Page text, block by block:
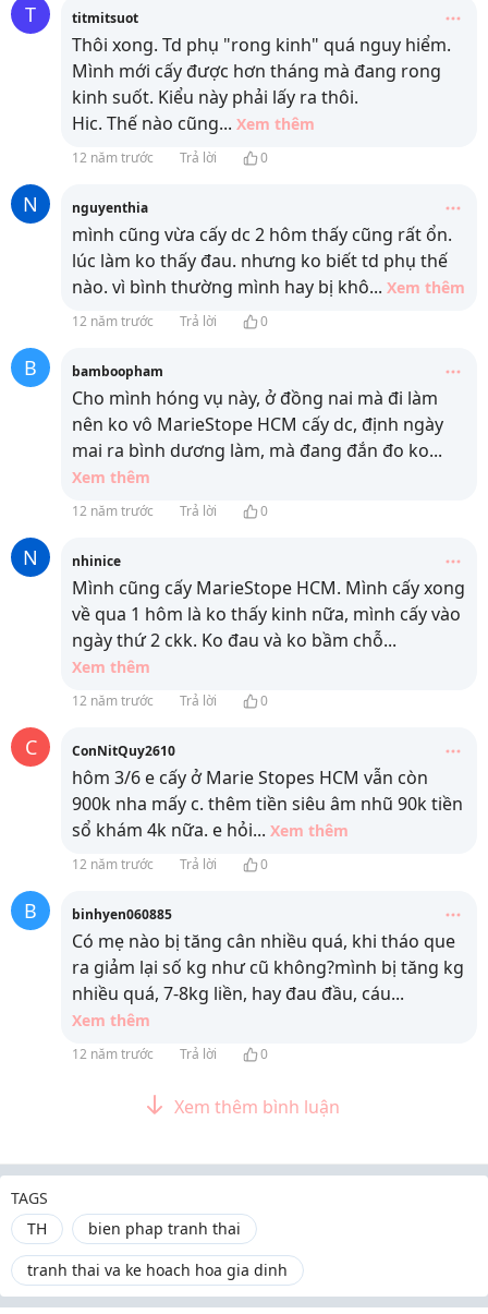
T titmitsuot
Thôi xong. Td phụ "rong kinh" quá nguy hiểm.
Mình mới cấy được hơn tháng mà đang rong
kinh suốt. Kiểu này phải lấy ra thôi.
Hic. Thế nào cũng... Xem thêm
12 năm trước Trả lời 0
N nguyenthia
mình cũng vừa cấy dc 2 hôm thấy cũng rất ổn.
lúc làm ko thấy đau. nhưng ko biết td phụ thế
nào. vì bình thường mình hay bị khô... Xem thêm
12 năm trước Trả lời 0
B bamboopham
Cho mình hóng vụ này, ở đồng nai mà đi làm
nên ko vô MarieStope HCM cấy dc, định ngày
mai ra bình dương làm, mà đang đắn đo ko...
Xem thêm
12 năm trước Trả lời 0
N nhinice
Mình cũng cấy MarieStope HCM. Mình cấy xong
về qua 1 hôm là ko thấy kinh nữa, mình cấy vào
ngày thứ 2 ckk. Ko đau và ko bầm chỗ...
Xem thêm
12 năm trước Trả lời 0
C ConNitQuy2610
hôm 3/6 e cấy ở Marie Stopes HCM vẫn còn
900k nha mấy c. thêm tiền siêu âm nhũ 90k tiền
sổ khám 4k nữa. e hỏi... Xem thêm
12 năm trước Trả lời 0
B binhyen060885
Có mẹ nào bị tăng cân nhiều quá, khi tháo que
ra giảm lại số kg như cũ không?mình bị tăng kg
nhiều quá, 7-8kg liền, hay đau đầu, cáu...
Xem thêm
12 năm trước Trả lời 0
Xem thêm bình luận
TAGS
TH
bien phap tranh thai
tranh thai va ke hoach hoa gia dinh